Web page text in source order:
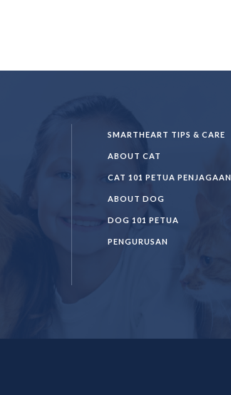
SMARTHEART TIPS & CARE
ABOUT CAT
CAT 101 PETUA PENJAGAAN
ABOUT DOG
DOG 101 PETUA
PENGURUSAN